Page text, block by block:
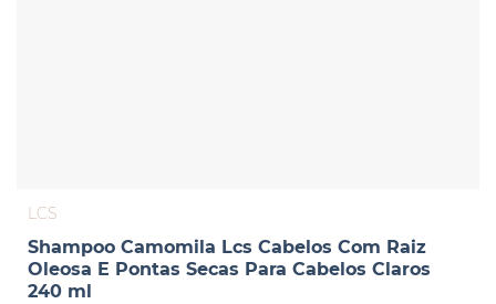
LCS
Shampoo Camomila Lcs Cabelos Com Raiz
Oleosa E Pontas Secas Para Cabelos Claros
240 ml